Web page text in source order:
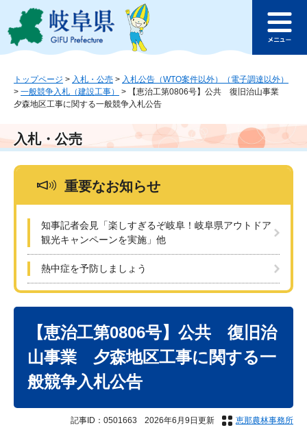
ジ
ュ
本
文
このページの本文へ
ュ
トップページ > 入札・公売 > 入札公告（WTO案件以外）（電子調達以外）
> 一般競争入札（建設工事） >
【恵治工第0806号】公共 復旧治山事業
夕森地区工事に関する一般競争入札公告
入札・公売
重要なお知らせ
知事記者会見「楽しすぎるぞ岐阜！岐阜県アウトドア
観光キャンペーンを実施」他
熱中症を予防しましょう
【恵治工第0806号】公共 復旧治
山事業 夕森地区工事に関する一
般競争入札公告
記事ID：0501663 2026年6月9日更新 恵那農林事務所